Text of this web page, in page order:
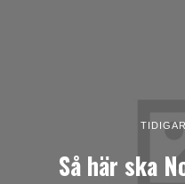
Så här ska